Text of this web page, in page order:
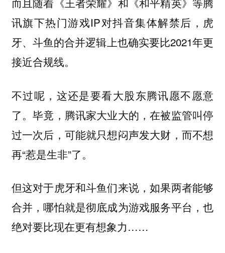
讯旗下热门游戏IP对抖音集体解禁后，虎
牙、斗鱼的合并逻辑上也确实要比2021年更
接近合规线。
不过呢，这还是要看大股东腾讯愿不愿意
了。毕竟，腾讯家大业大的，在被监管叫停
过一次后，可能就只想闷声发大财，而不想
再“惹是生非”了。
但这对于虎牙和斗鱼们来说，如果两者能够
合并，哪怕就是彻底成为游戏服务平台，也
绝对要比现在更有想象力……